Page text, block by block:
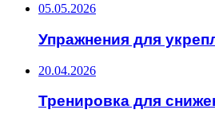
05.05.2026
Упражнения для
20.04.2026
Тренировка для